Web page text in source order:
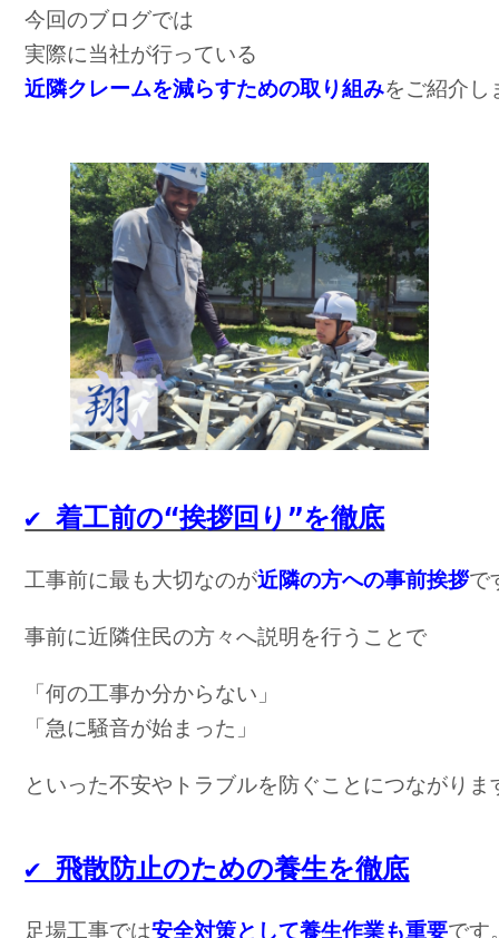
今回のブログでは
実際に当社が行っている
近隣クレームを減らすための取り組みをご紹介し
✔︎ 着工前の“挨拶回り”を徹底
工事前に最も大切なのが近隣の方への事前挨拶で
事前に近隣住民の方々へ説明を行うことで
「何の工事か分からない」
「急に騒音が始まった」
✔︎ 飛散防止のための養生を徹底
足場工事では安全対策として養生作業も重要です